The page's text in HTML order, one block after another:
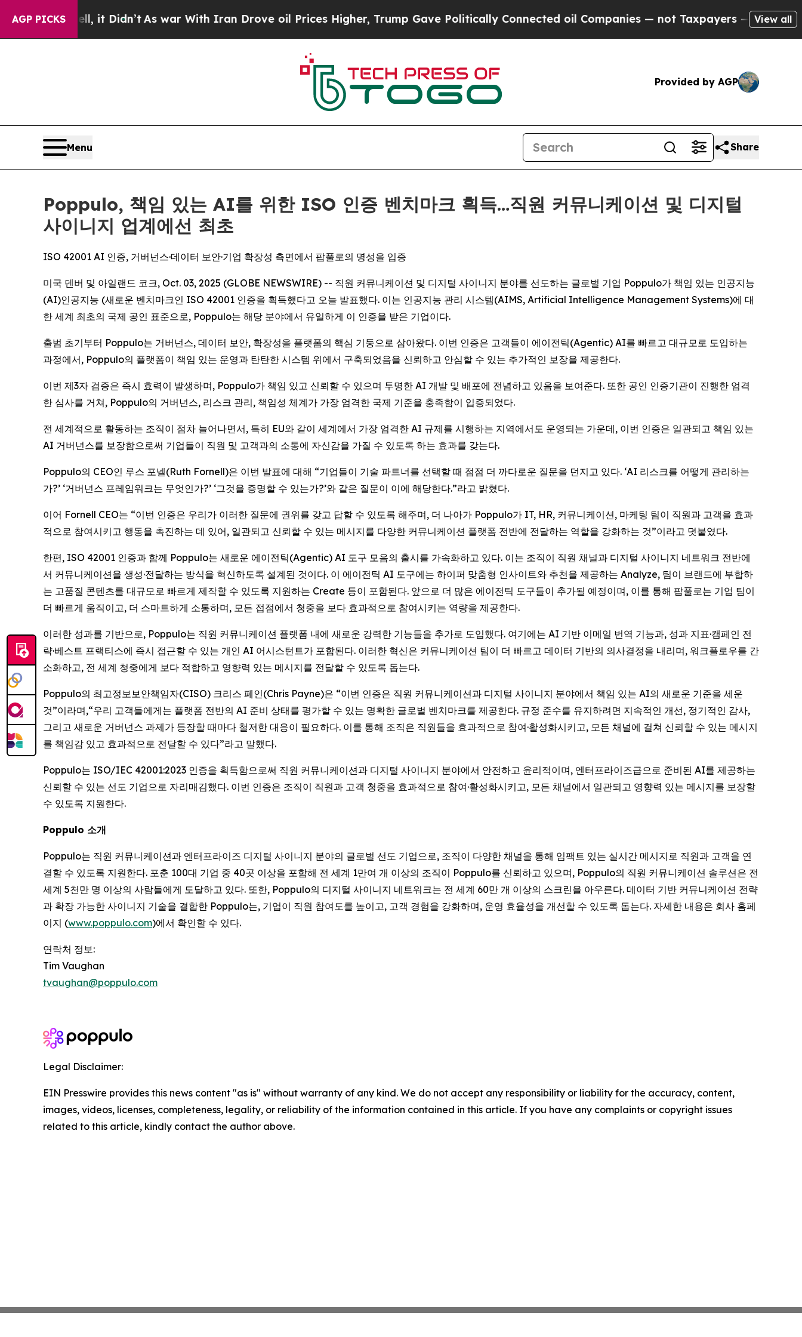
AGP PICKS
Well, it Didn’t As war With Iran Drove oil Prices Higher, Trump Gave Politically Connected oil Companies — not Taxpayers — the Chance to
View all
Provided by AGP
Menu Share
Poppulo, 책임 있는 AI를 위한 ISO 인증 벤치마크 획득…직원 커뮤니케이션 및 디지털
사이니지 업계에선 최초
ISO 42001 AI 인증, 거버넌스·데이터 보안·기업 확장성 측면에서 팝풀로의 명성을 입증
미국 덴버 및 아일랜드 코크, Oct. 03, 2025 (GLOBE NEWSWIRE) -- 직원 커뮤니케이션 및 디지털 사이니지 분야를 선도하는 글로벌 기업 Poppulo가 책임 있는 인공지능
(AI)인공지능 (새로운 벤치마크인 ISO 42001 인증을 획득했다고 오늘 발표했다. 이는 인공지능 관리 시스템(AIMS, Artificial Intelligence Management Systems)에 대
한 세계 최초의 국제 공인 표준으로, Poppulo는 해당 분야에서 유일하게 이 인증을 받은 기업이다.
출범 초기부터 Poppulo는 거버넌스, 데이터 보안, 확장성을 플랫폼의 핵심 기둥으로 삼아왔다. 이번 인증은 고객들이 에이전틱(Agentic) AI를 빠르고 대규모로 도입하는
과정에서, Poppulo의 플랫폼이 책임 있는 운영과 탄탄한 시스템 위에서 구축되었음을 신뢰하고 안심할 수 있는 추가적인 보장을 제공한다.
이번 제3자 검증은 즉시 효력이 발생하며, Poppulo가 책임 있고 신뢰할 수 있으며 투명한 AI 개발 및 배포에 전념하고 있음을 보여준다. 또한 공인 인증기관이 진행한 엄격
한 심사를 거쳐, Poppulo의 거버넌스, 리스크 관리, 책임성 체계가 가장 엄격한 국제 기준을 충족함이 입증되었다.
전 세계적으로 활동하는 조직이 점차 늘어나면서, 특히 EU와 같이 세계에서 가장 엄격한 AI 규제를 시행하는 지역에서도 운영되는 가운데, 이번 인증은 일관되고 책임 있는
AI 거버넌스를 보장함으로써 기업들이 직원 및 고객과의 소통에 자신감을 가질 수 있도록 하는 효과를 갖는다.
Poppulo의 CEO인 루스 포넬(Ruth Fornell)은 이번 발표에 대해 “기업들이 기술 파트너를 선택할 때 점점 더 까다로운 질문을 던지고 있다. ‘AI 리스크를 어떻게 관리하는
가?’ ‘거버넌스 프레임워크는 무엇인가?’ ‘그것을 증명할 수 있는가?’와 같은 질문이 이에 해당한다.”라고 밝혔다.
이어 Fornell CEO는 “이번 인증은 우리가 이러한 질문에 권위를 갖고 답할 수 있도록 해주며, 더 나아가 Poppulo가 IT, HR, 커뮤니케이션, 마케팅 팀이 직원과 고객을 효과
적으로 참여시키고 행동을 촉진하는 데 있어, 일관되고 신뢰할 수 있는 메시지를 다양한 커뮤니케이션 플랫폼 전반에 전달하는 역할을 강화하는 것”이라고 덧붙였다.
한편, ISO 42001 인증과 함께 Poppulo는 새로운 에이전틱(Agentic) AI 도구 모음의 출시를 가속화하고 있다. 이는 조직이 직원 채널과 디지털 사이니지 네트워크 전반에
서 커뮤니케이션을 생성·전달하는 방식을 혁신하도록 설계된 것이다. 이 에이전틱 AI 도구에는 하이퍼 맞춤형 인사이트와 추천을 제공하는 Analyze, 팀이 브랜드에 부합하
는 고품질 콘텐츠를 대규모로 빠르게 제작할 수 있도록 지원하는 Create 등이 포함된다. 앞으로 더 많은 에이전틱 도구들이 추가될 예정이며, 이를 통해 팝풀로는 기업 팀이
더 빠르게 움직이고, 더 스마트하게 소통하며, 모든 접점에서 청중을 보다 효과적으로 참여시키는 역량을 제공한다.
이러한 성과를 기반으로, Poppulo는 직원 커뮤니케이션 플랫폼 내에 새로운 강력한 기능들을 추가로 도입했다. 여기에는 AI 기반 이메일 번역 기능과, 성과 지표·캠페인 전
략·베스트 프랙티스에 즉시 접근할 수 있는 개인 AI 어시스턴트가 포함된다. 이러한 혁신은 커뮤니케이션 팀이 더 빠르고 데이터 기반의 의사결정을 내리며, 워크플로우를 간
소화하고, 전 세계 청중에게 보다 적합하고 영향력 있는 메시지를 전달할 수 있도록 돕는다.
Poppulo의 최고정보보안책임자(CISO) 크리스 페인(Chris Payne)은 “이번 인증은 직원 커뮤니케이션과 디지털 사이니지 분야에서 책임 있는 AI의 새로운 기준을 세운
것”이라며,“우리 고객들에게는 플랫폼 전반의 AI 준비 상태를 평가할 수 있는 명확한 글로벌 벤치마크를 제공한다. 규정 준수를 유지하려면 지속적인 개선, 정기적인 감사,
그리고 새로운 거버넌스 과제가 등장할 때마다 철저한 대응이 필요하다. 이를 통해 조직은 직원들을 효과적으로 참여·활성화시키고, 모든 채널에 걸쳐 신뢰할 수 있는 메시지
를 책임감 있고 효과적으로 전달할 수 있다”라고 말했다.
Poppulo는 ISO/IEC 42001:2023 인증을 획득함으로써 직원 커뮤니케이션과 디지털 사이니지 분야에서 안전하고 윤리적이며, 엔터프라이즈급으로 준비된 AI를 제공하는
신뢰할 수 있는 선도 기업으로 자리매김했다. 이번 인증은 조직이 직원과 고객 청중을 효과적으로 참여·활성화시키고, 모든 채널에서 일관되고 영향력 있는 메시지를 보장할
수 있도록 지원한다.
Poppulo 소개
Poppulo는 직원 커뮤니케이션과 엔터프라이즈 디지털 사이니지 분야의 글로벌 선도 기업으로, 조직이 다양한 채널을 통해 임팩트 있는 실시간 메시지로 직원과 고객을 연
결할 수 있도록 지원한다. 포춘 100대 기업 중 40곳 이상을 포함해 전 세계 1만여 개 이상의 조직이 Poppulo를 신뢰하고 있으며, Poppulo의 직원 커뮤니케이션 솔루션은 전
세계 5천만 명 이상의 사람들에게 도달하고 있다. 또한, Poppulo의 디지털 사이니지 네트워크는 전 세계 60만 개 이상의 스크린을 아우른다. 데이터 기반 커뮤니케이션 전략
과 확장 가능한 사이니지 기술을 결합한 Poppulo는, 기업이 직원 참여도를 높이고, 고객 경험을 강화하며, 운영 효율성을 개선할 수 있도록 돕는다. 자세한 내용은 회사 홈페
이지 (www.poppulo.com)에서 확인할 수 있다.
연락처 정보:
Tim Vaughan
tvaughan@poppulo.com
Legal Disclaimer:
EIN Presswire provides this news content "as is" without warranty of any kind. We do not accept any responsibility or liability for the accuracy, content,
images, videos, licenses, completeness, legality, or reliability of the information contained in this article. If you have any complaints or copyright issues
related to this article, kindly contact the author above.